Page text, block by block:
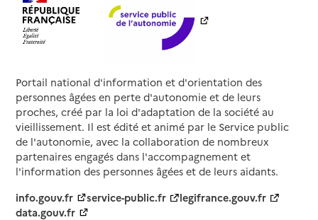
Portail national d'information et d'orientation des
personnes âgées en perte d'autonomie et de leurs
proches, créé par la loi d'adaptation de la société au
vieillissement. Il est édité et animé par le Service public
de l'autonomie, avec la collaboration de nombreux
partenaires engagés dans l'accompagnement et
l'information des personnes âgées et de leurs aidants.
info.gouv.fr
service-public.fr
legifrance.gouv.fr
data.gouv.fr